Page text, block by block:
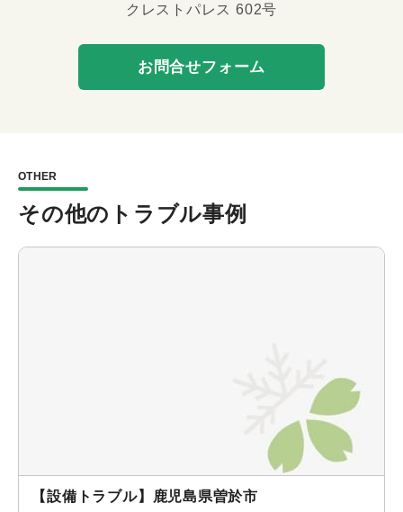
クレストパレス 602号
お問合せフォーム
OTHER
その他のトラブル事例
【設備トラブル】鹿児島県曽於市